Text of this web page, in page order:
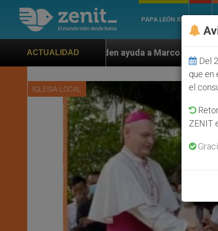
PAPA LEÓN XIV
ACTUALIDAD
ayuda a Marco Rubio ante persecución de
IGLESIA LOCAL
Del
que en
el
ZENIT